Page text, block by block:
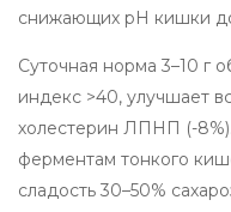
снижающих pH кишки до
Суточная норма 3–10 г
индекс >40, улучшает
холестерин ЛПНП (-8%).
ферментам тонкого
сладость 30–50%